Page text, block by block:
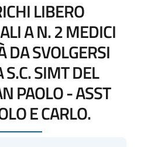
LIBERO
A N. 2 MEDICI
DA SVOLGERSI
S.C. SIMT DEL
PAOLO - ASST
E CARLO.